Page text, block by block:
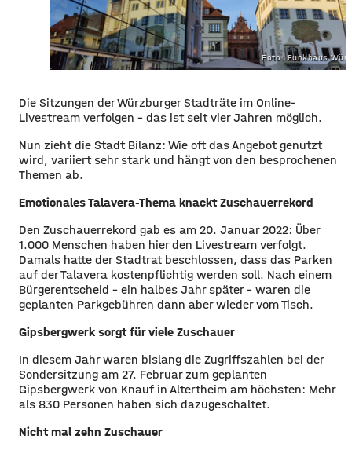
Foto: Funkhaus
Die Sitzungen der Würzburger Stadträte im Online-
Livestream verfolgen – das ist seit vier Jahren möglich.
Nun zieht die Stadt Bilanz: Wie oft das Angebot genutzt
wird, variiert sehr stark und hängt von den besprochenen
Themen ab.
Emotionales Talavera-Thema knackt Zuschauerrekord
Den Zuschauerrekord gab es am 20. Januar 2022: Über
1.000 Menschen haben hier den Livestream verfolgt.
Damals hatte der Stadtrat beschlossen, dass das Parken
auf der Talavera kostenpflichtig werden soll. Nach einem
Bürgerentscheid – ein halbes Jahr später – waren die
geplanten Parkgebühren dann aber wieder vom Tisch.
Gipsbergwerk sorgt für viele Zuschauer
In diesem Jahr waren bislang die Zugriffszahlen bei der
Sondersitzung am 27. Februar zum geplanten
Gipsbergwerk von Knauf in Altertheim am höchsten: Mehr
als 830 Personen haben sich dazugeschaltet.
Nicht mal zehn Zuschauer